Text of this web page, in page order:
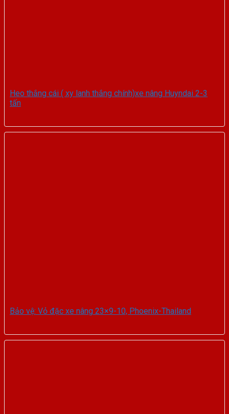
Heo thắng cái ( xy lanh thắng chính)xe nâng Huyndai 2-3
tấn
Bảo vệ: Vỏ đặc xe nâng 23×9-10, Phoenix-Thailand